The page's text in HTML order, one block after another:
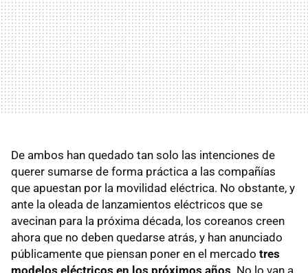
De ambos han quedado tan solo las intenciones de
querer sumarse de forma práctica a las compañías
que apuestan por la movilidad eléctrica. No obstante, y
ante la oleada de lanzamientos eléctricos que se
avecinan para la próxima década, los coreanos creen
ahora que no deben quedarse atrás, y han anunciado
públicamente que piensan poner en el mercado tres
modelos eléctricos en los próximos años . No lo van a